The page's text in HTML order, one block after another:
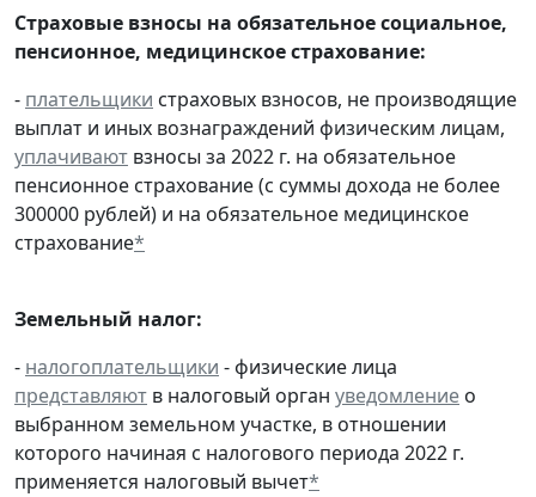
Страховые взносы на обязательное социальное,
пенсионное, медицинское страхование:
- плательщики страховых взносов, не производящие
выплат и иных вознаграждений физическим лицам,
уплачивают взносы за 2022 г. на обязательное
пенсионное страхование (с суммы дохода не более
300000 рублей) и на обязательное медицинское
страхование*
Земельный налог:
- налогоплательщики - физические лица
представляют в налоговый орган уведомление о
выбранном земельном участке, в отношении
которого начиная с налогового периода 2022 г.
применяется налоговый вычет*